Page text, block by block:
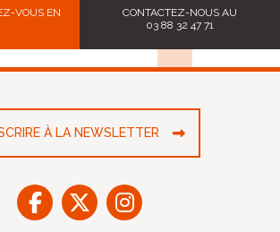
VOUS EN
CONTACTEZ-NOUS AU
03 88 32 47 71
À LA NEWSLETTER